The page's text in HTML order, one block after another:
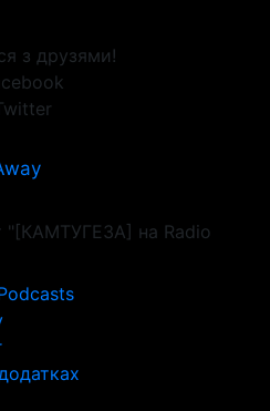
з друзями!
"[КАМТУГЕЗА] на Radio